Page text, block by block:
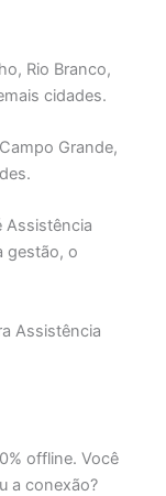
Rio Branco,
cidades.
Grande,
Assistência
gestão, o
Assistência
offline. Você
a conexão?